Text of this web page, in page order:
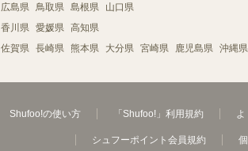
広島県 鳥取県 島根県 山口県
香川県 愛媛県 高知県
佐賀県 長崎県 熊本県 大分県 宮崎県 鹿児島県 沖縄県
Shufoo!の使い方 「Shufoo!」利用規約 よ
シュフーポイント会員規約